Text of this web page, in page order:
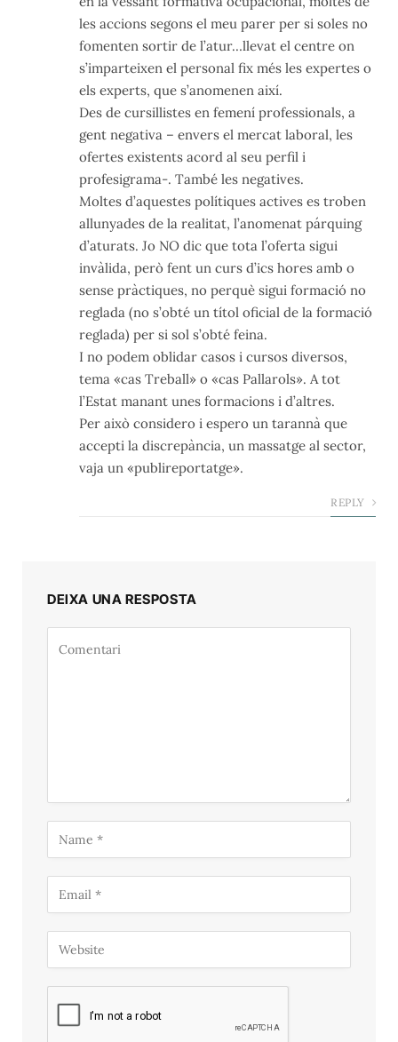
les accions segons el meu parer per si soles no
fomenten sortir de l’atur…llevat el centre on
s’imparteixen el personal fix més les expertes o
els experts, que s’anomenen així.
Des de cursillistes en femení professionals, a
gent negativa – envers el mercat laboral, les
ofertes existents acord al seu perfil i
profesigrama-. També les negatives.
Moltes d’aquestes polítiques actives es troben
allunyades de la realitat, l’anomenat párquing
d’aturats. Jo NO dic que tota l’oferta sigui
invàlida, però fent un curs d’ics hores amb o
sense pràctiques, no perquè sigui formació no
reglada (no s’obté un títol oficial de la formació
reglada) per si sol s’obté feina.
I no podem oblidar casos i cursos diversos,
tema «cas Treball» o «cas Pallarols». A tot
l’Estat manant unes formacions i d’altres.
Per això considero i espero un tarannà que
accepti la discrepància, un massatge al sector,
vaja un «publireportatge».
REPLY
DEIXA UNA RESPOSTA